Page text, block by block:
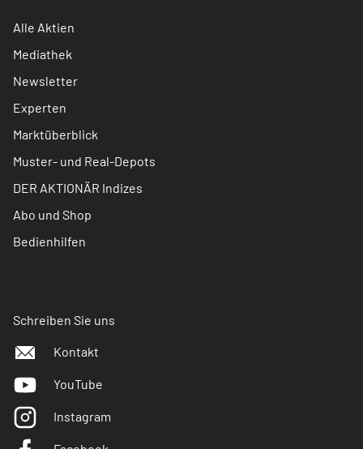
Alle Aktien
Mediathek
Newsletter
Experten
Marktüberblick
Muster- und Real-Depots
DER AKTIONÄR Indizes
Abo und Shop
Bedienhilfen
Schreiben Sie uns
Kontakt
YouTube
Instagram